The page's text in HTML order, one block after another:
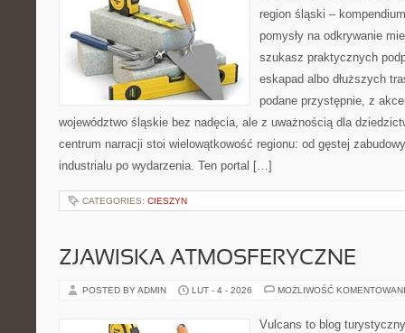
region śląski –
pomysły na odkrywanie
szukasz praktycznych
eskapad albo dłuższych
podane przystępnie, z
województwo śląskie bez nadęcia, ale z uważnością dla
centrum narracji stoi wielowątkowość regionu: od gęstej
industrialu po wydarzenia. Ten portal […]
CATEGORIES: CIESZYN
ZJAWISKA ATMOSFERYCZNE
POSTED BY ADMIN LUT - 4 - 2026 MOŻLIWOŚĆ
Vulcans to blog